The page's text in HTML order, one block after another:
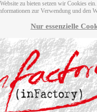
zu bieten setzen wir Cookies
zur Verwendung und den
Nur essenzielle